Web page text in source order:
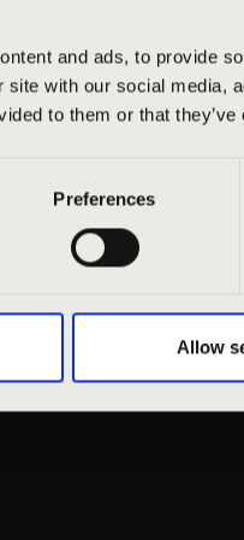
and ads, to provide
site with our social
to them or that
Preferences
Allow
Bazilikában, a Deák
valamint
szerepelt. A 2000-
valamint a verseny
a Freiburgi
Orgonaversenyen
és a Debreceni
orgonistája,